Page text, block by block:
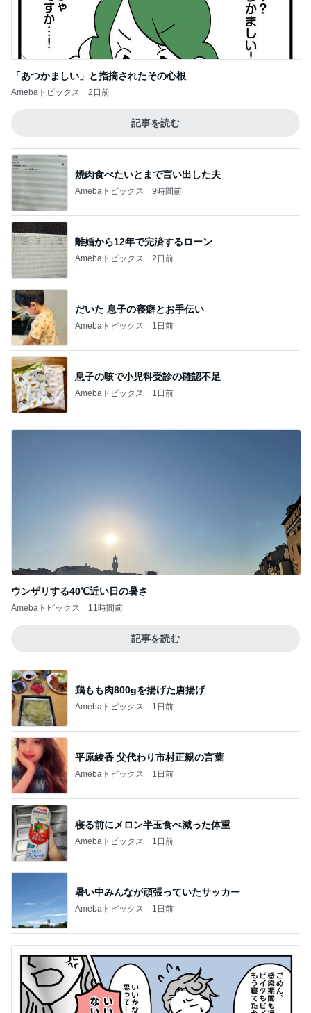
「あつかましい」と指摘されたその心根
Amebaトピックス 2日前
記事を読む
焼肉食べたいとまで言い出した夫
Amebaトピックス 9時間前
離婚から12年で完済するローン
Amebaトピックス 2日前
だいた 息子の寝癖とお手伝い
Amebaトピックス 1日前
息子の咳で小児科受診の確認不足
Amebaトピックス 1日前
ウンザリする40℃近い日の暑さ
Amebaトピックス 11時間前
記事を読む
鶏もも肉800gを揚げた唐揚げ
Amebaトピックス 1日前
平原綾香 父代わり市村正親の言葉
Amebaトピックス 1日前
寝る前にメロン半玉食べ減った体重
Amebaトピックス 1日前
暑い中みんなが頑張っていたサッカー
Amebaトピックス 1日前